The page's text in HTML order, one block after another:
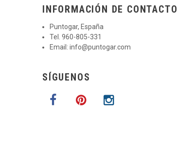
INFORMACIÓN DE CONTACTO
Puntogar, España
Tel. 960-805-331
Email: info@puntogar.com
SÍGUENOS